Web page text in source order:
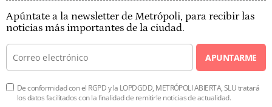
Apúntate a la newsletter de Metrópoli, para recibir las
noticias más importantes de la ciudad.
APUNTARME
De conformidad con el RGPD y la LOPDGDD, METRÓPOLI ABIERTA, SLU tratará
los datos facilitados con la finalidad de remitirle noticias de actualidad.